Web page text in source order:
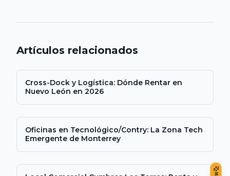
Artículos relacionados
Cross-Dock y Logística: Dónde Rentar en
Nuevo León en 2026
Oficinas en Tecnológico/Contry: La Zona Tech
Emergente de Monterrey